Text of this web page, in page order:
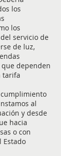
los
los
servicio de
de luz,
dependen
tarifa
cumplimiento
al
y desde
hacia
o con
Estado